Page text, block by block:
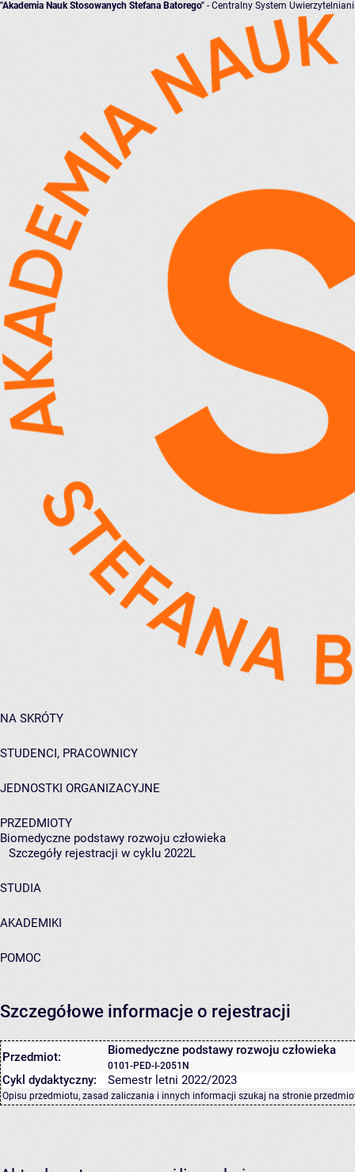
"Akademia Nauk Stosowanych Stefana Batorego" - Centralny System
NA SKRÓTY
STUDENCI, PRACOWNICY
JEDNOSTKI ORGANIZACYJNE
PRZEDMIOTY
Biomedyczne podstawy rozwoju człowieka
Szczegóły rejestracji w cyklu 2022L
STUDIA
AKADEMIKI
POMOC
Szczegółowe informacje o rejestracji
Przedmiot: Biomedyczne podstawy rozwoju człowieka
0101-PED-I-2051N
Cykl dydaktyczny: Semestr letni 2022/2023
Opisu przedmiotu, zasad zaliczania i innych informacji szukaj na stronie